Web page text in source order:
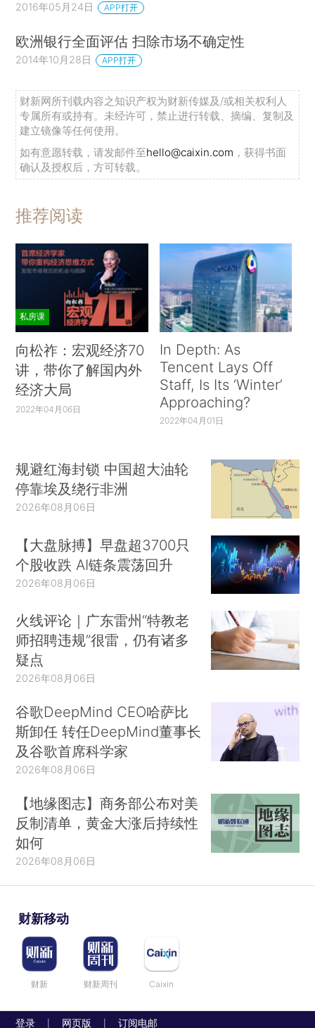
2016年05月24日 APP打开
欧洲银行全面评估 扫除市场不确定性
2014年10月28日 APP打开
财新网所刊载内容之知识产权为财新传媒及/或相关权利人
专属所有或持有。未经许可，禁止进行转载、摘编、复制及
建立镜像等任何使用。
如有意愿转载，请发邮件至hello@caixin.com ，获得书面
确认及授权后，方可转载。
推荐阅读
私房课
向松祚：宏观经济70
讲，带你了解国内外
经济大局
2022年04月06日
In Depth: As
Tencent Lays Off
Staff, Is Its ‘Winter’
Approaching?
2022年04月01日
规避红海封锁 中国超大油轮
停靠埃及绕行非洲
2026年08月06日
【大盘脉搏】早盘超3700只
个股收跌 AI链条震荡回升
2026年08月06日
火线评论｜广东雷州“特教老
师招聘违规”很雷，仍有诸多
疑点
2026年08月06日
谷歌DeepMind CEO哈萨比
斯卸任 转任DeepMind董事长
及谷歌首席科学家
2026年08月06日
【地缘图志】商务部公布对美
反制清单，黄金大涨后持续性
如何
2026年08月06日
财新移动
财新 财新周刊 Caixin
登录 网页版 订阅电邮